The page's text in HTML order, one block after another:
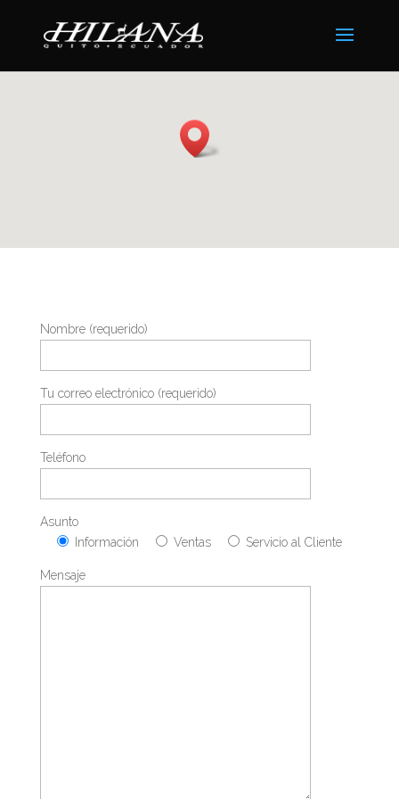
Nombre (requerido)
Tu correo electrónico (requerido)
Teléfono
Asunto
Información
Ventas Servicio al Cliente
Mensaje